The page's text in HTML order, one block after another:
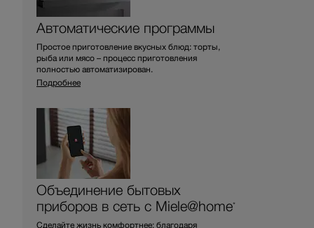
Автоматические программы
Простое приготовление вкусных блюд: торты,
рыба или мясо – процесс приготовления
полностью автоматизирован.
Подробнее
Объединение бытовых
приборов в сеть с Miele@home*
Сделайте жизнь комфортнее: благодаря